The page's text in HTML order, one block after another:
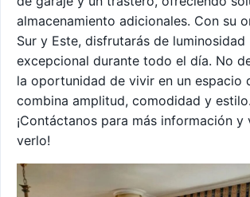
almacenamiento adicionales. Con su
Sur y Este, disfrutarás de luminosidad
excepcional durante todo el día. No
la oportunidad de vivir en un espacio
combina amplitud, comodidad y estilo.
¡Contáctanos para más información y
verlo!